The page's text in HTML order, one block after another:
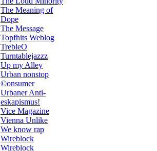
The Meaning of
Dope
The Message
Topfhits Weblog
TrebleO
Turntablejazzz
Up my Alley
Urban nonstop
©onsumer
Urbaner Anti-
eskapismus!
Vice Magazine
Vienna Unlike
We know rap
Wireblock
Wireblock